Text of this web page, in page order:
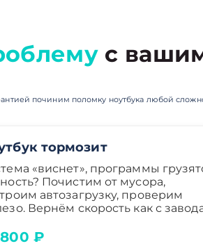
с
починим поломку ноутбука любой
тормозит
«виснет», программы
Почистим от мусора,
автозагрузку, проверим
Вернём скорость как с
₽